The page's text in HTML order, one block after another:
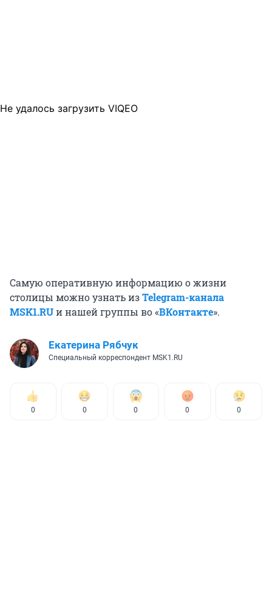
Не удалось загрузить VIQEO
Самую оперативную информацию о жизни
столицы можно узнать изTelegram-канала
MSK1.RUи нашей группы во «ВКонтакте».
Екатерина Рябчук
Специальный корреспондент MSK1.RU
0 0 0 0 0